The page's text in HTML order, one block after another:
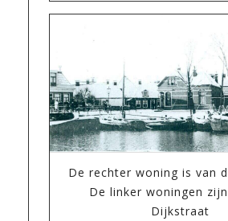
De rechter woning is van
De linker woningen
Dijkstraat